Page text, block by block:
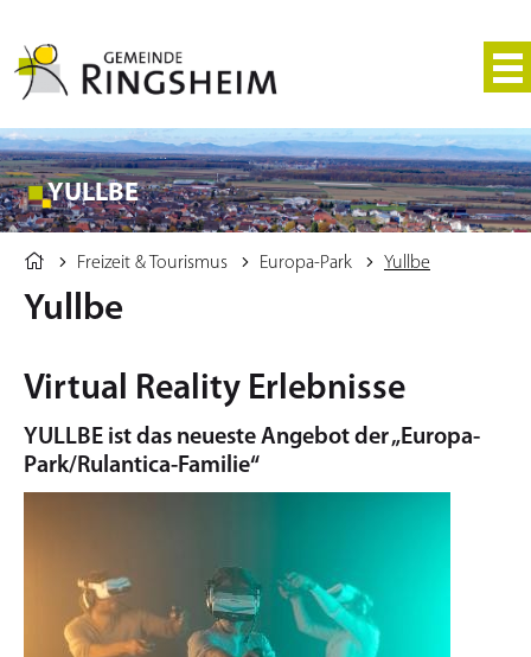
YULLBE
Freizeit & Tourismus Europa-Park Yullbe
Yullbe
Virtual Reality Erlebnisse
YULLBE ist das neueste Angebot der „Europa-
Park/Rulantica-Familie“